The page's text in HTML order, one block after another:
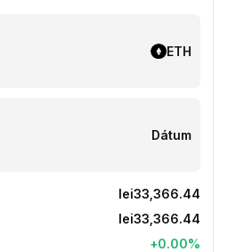
ETH
Dátum
lei33,366.44
lei33,366.44
+0.00%